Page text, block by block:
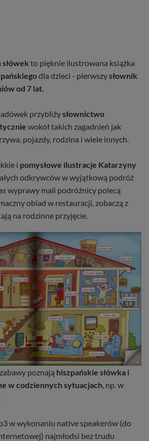
słówek to pięknie ilustrowana książka
dla dzieci - pierwszysłownik
od 7 lat.
przybliżysłownictwo
wokół takich zagadnień jak
pojazdy, rodzina i wiele innych.
i pomysłowe ilustracje Katarzyny
odkrywców w wyjątkową podróż
wyprawy mali podróżnicy polecą
obiad w restauracji, zobaczą z
na rodzinne przyjęcie.
poznają hiszpańskie słówka i
w codziennych sytuacjach, np. w
w wykonaniu native speakerów (do
najmłodsi bez trudu